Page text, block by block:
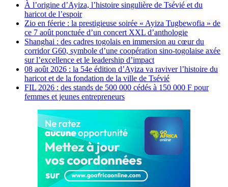
À l’origine d’Ayiza, l’histoire singulière de Tsévié et du
haricot de l’espoir
Zio en féerie : la prestigieuse soirée « Ayiza Tugbewofia » de
ce 7 août ponctuée d’un concert XXL d’anthologie
Shanghai : des cadres togolais en immersion au cœur du
corridor G60, symbole d’une coopération sino-togolaise axée
sur l’excellence et le leadership d’impact
08 août 2026 : la 54e édition d’Ayiza va raviver l’histoire du
haricot et de la fondation de la ville de Tsévié
FIL 2026 : des stands de 500 000 cédés à 150 000 F pour
femmes et jeunes entrepreneurs